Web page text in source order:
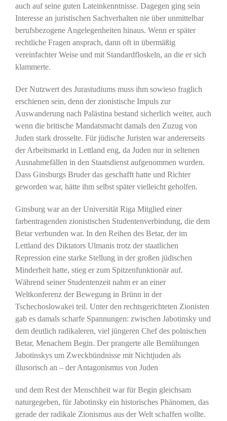
auch auf seine guten Lateinkenntnisse. Dagegen ging sein
Interesse an juristischen Sachverhalten nie über unmittelbar
berufsbezogene Angelegenheiten hinaus. Wenn er später
rechtliche Fragen ansprach, dann oft in übermäßig
vereinfachter Weise und mit Standardfloskeln, an die er sich
klammerte.
Der Nutzwert des Jurastudiums muss ihm sowieso fraglich
erschienen sein, denn der zionistische Impuls zur
Auswanderung nach Palästina bestand sicherlich weiter, auch
wenn die britische Mandatsmacht damals den Zuzug von
Juden stark drosselte. Für jüdische Juristen war andererseits
der Arbeitsmarkt in Lettland eng, da Juden nur in seltenen
Ausnahmefällen in den Staatsdienst aufgenommen wurden.
Dass Ginsburgs Bruder das geschafft hatte und Richter
geworden war, hätte ihm selbst später vielleicht geholfen.
Ginsburg war an der Universität Riga Mitglied einer
farbentragenden zionistischen Studentenverbindung, die dem
Betar verbunden war. In den Reihen des Betar, der im
Lettland des Diktators Ulmanis trotz der staatlichen
Repression eine starke Stellung in der großen jüdischen
Minderheit hatte, stieg er zum Spitzenfunktionär auf.
Während seiner Studentenzeit nahm er an einer
Weltkonferenz der Bewegung in Brünn in der
Tschechoslowakei teil. Unter den rechtsgerichteten Zionisten
gab es damals scharfe Spannungen: zwischen Jabotinsky und
dem deutlich radikaleren, viel jüngeren Chef des polnischen
Betar, Menachem Begin. Der prangerte alle Bemühungen
Jabotinskys um Zweckbündnisse mit Nichtjuden als
illusorisch an – der Antagonismus von Juden
und dem Rest der Menschheit war für Begin gleichsam
naturgegeben, für Jabotinsky ein historisches Phänomen, das
gerade der radikale Zionismus aus der Welt schaffen wollte.